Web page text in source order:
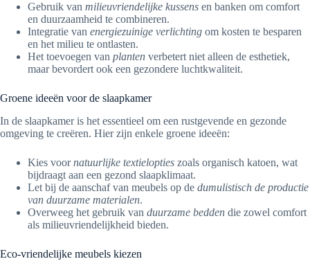
Gebruik van milieuvriendelijke kussens en banken om comfort
en duurzaamheid te combineren.
Integratie van energiezuinige verlichting om kosten te besparen
en het milieu te ontlasten.
Het toevoegen van planten verbetert niet alleen de esthetiek,
maar bevordert ook een gezondere luchtkwaliteit.
Groene ideeën voor de slaapkamer
In de slaapkamer is het essentieel om een rustgevende en gezonde
omgeving te creëren. Hier zijn enkele groene ideeën:
Kies voornatuurlijke textielopties zoals organisch katoen, wat
bijdraagt aan een gezond slaapklimaat.
Let bij de aanschaf van meubels op de dumulistisch de productie
van duurzame materialen.
Overweeg het gebruik van duurzame bedden die zowel comfort
als milieuvriendelijkheid bieden.
Eco-vriendelijke meubels kiezen